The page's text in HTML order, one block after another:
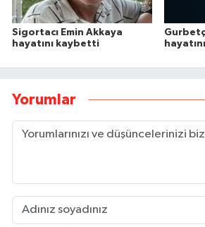
Sigortacı Emin Akkaya
hayatını kaybetti
Yorumlar